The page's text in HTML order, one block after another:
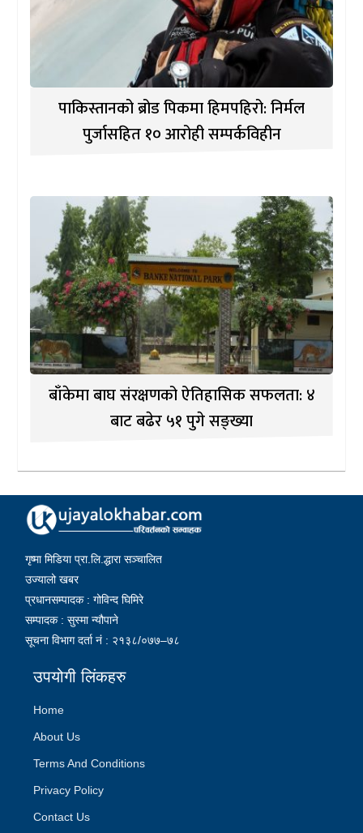
पाकिस्तानको ब्रोड पिकमा हिमपहिरो: निर्मल
पुर्जासहित १० आरोही सम्पर्कविहीन
बाँकेमा बाघ संरक्षणको ऐतिहासिक सफलता: ४
बाट बढेर ५१ पुगे सङ्ख्या
गृष्मा मिडिया प्रा.लि.द्धारा सञ्चालित
उज्यालो खबर
प्रधानसम्पादक : गोविन्द घिमिरे
सम्पादक : सुस्मा न्यौपाने
सूचना विभाग दर्ता नं : २१३८/०७७–७८
उपयोगी लिंकहरु
Home
About Us
Terms And Conditions
Privacy Policy
Contact Us